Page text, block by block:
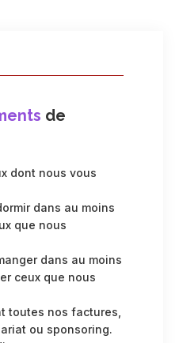
de
dont nous vous
dans au moins
que nous
dans au moins
ceux que nous
toutes nos factures,
ou sponsoring.